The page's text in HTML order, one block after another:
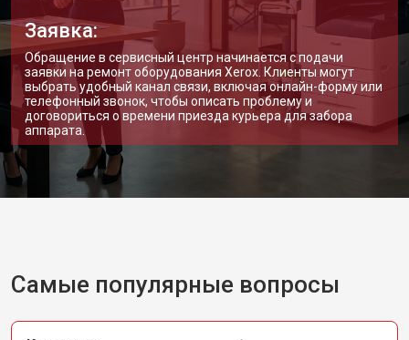
Заявка:
Обращение в сервисный центр начинается с подачи
заявки на ремонт оборудования Xerox. Клиенты могут
выбрать удобный канал связи, включая онлайн-форму или
телефонный звонок, чтобы описать проблему и
договориться о времени приезда курьера для забора
аппарата.
Самые популярные вопросы